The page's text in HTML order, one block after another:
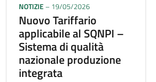
NOTIZIE– 19/05/2026
Nuovo Tariffario
applicabile al SQNPI –
Sistema di qualità
nazionale produzione
integrata